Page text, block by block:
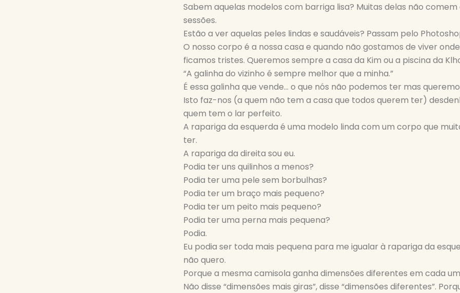
Sabem aquelas modelos com barriga lisa? Muitas delas não comem
sessões.
Estão a ver aquelas peles lindas e saudáveis? Passam pelo
O nosso corpo é a nossa casa e quando não gostamos de viver
ficamos tristes. Queremos sempre a casa da Kim ou a piscina da
“A galinha do vizinho é sempre melhor que a minha.”
É essa galinha que vende… o que nós não podemos ter mas
Isto faz-nos (a quem não tem a casa que todos querem ter)
quem tem o lar perfeito.
A rapariga da esquerda é uma modelo linda com um corpo que
ter.
A rapariga da direita sou eu.
Podia ter uns quilinhos a menos?
Podia ter uma pele sem borbulhas?
Podia ter um braço mais pequeno?
Podia ter um peito mais pequeno?
Podia ter uma perna mais pequena?
Podia.
Eu podia ser toda mais pequena para me igualar à rapariga da
não quero.
Porque a mesma camisola ganha dimensões diferentes em cada
Não disse “dimensões mais giras”, disse “dimensões diferentes”.